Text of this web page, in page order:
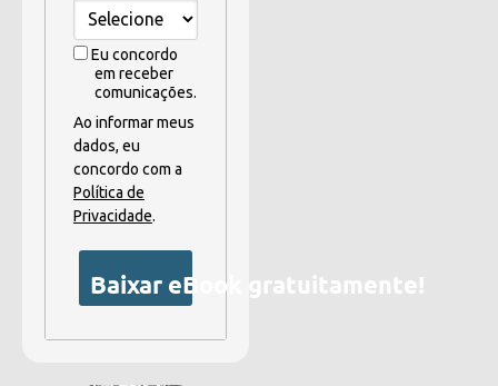
Eu concordo
em receber
comunicações.
Ao informar meus
dados, eu
concordo com a
Política de
Privacidade.
Baixar eBook gratuitamente!